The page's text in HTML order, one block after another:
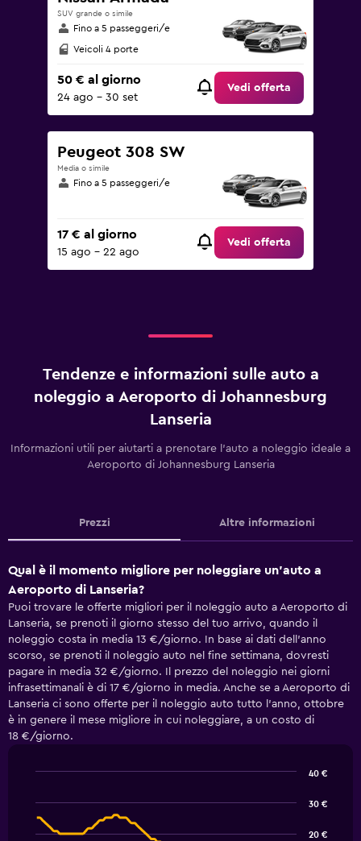
SUV grande o simile
Fino a 5 passeggeri/e
Veicoli 4 porte
50 € al giorno
24 ago - 30 set
Vedi offerta
Peugeot 308 SW
Media o simile
Fino a 5 passeggeri/e
17 € al giorno
15 ago - 22 ago
Vedi offerta
Tendenze e informazioni sulle auto a
noleggio a Aeroporto di Johannesburg
Lanseria
Informazioni utili per aiutarti a prenotare l'auto a noleggio ideale a
Aeroporto di Johannesburg Lanseria
Prezzi Altre informazioni
Qual è il momento migliore per noleggiare un'auto a
Aeroporto di Lanseria?
Puoi trovare le offerte migliori per il noleggio auto a Aeroporto di
Lanseria, se prenoti il giorno stesso del tuo arrivo, quando il
noleggio costa in media 13 €/giorno. In base ai dati dell'anno
scorso, se prenoti il noleggio auto nel fine settimana, dovresti
pagare in media 32 €/giorno. Il prezzo del noleggio nei giorni
infrasettimanali è di 17 €/giorno in media. Anche se a Aeroporto di
Lanseria ci sono offerte per il noleggio auto tutto l'anno, ottobre
è in genere il mese migliore in cui noleggiare, a un costo di
18 €/giorno.
chart
with
20 €
30 €
40 €